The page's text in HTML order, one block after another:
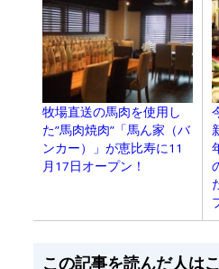
牧場直送の馬肉を使用し
た”馬肉焼肉”「馬ん家（バ
ンカー）」が恵比寿に11
月17日オープン！
この記事を読んだ人は